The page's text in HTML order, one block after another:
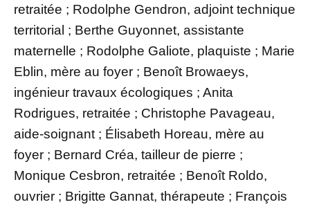
retraitée ; Rodolphe Gendron, adjoint technique
territorial ; Berthe Guyonnet, assistante
maternelle ; Rodolphe Galiote, plaquiste ; Marie
Eblin, mère au foyer ; Benoît Browaeys,
ingénieur travaux écologiques ; Anita
Rodrigues, retraitée ; Christophe Pavageau,
aide-soignant ; Élisabeth Horeau, mère au
foyer ; Bernard Créa, tailleur de pierre ;
Monique Cesbron, retraitée ; Benoît Roldo,
ouvrier ; Brigitte Gannat, thérapeute ; François